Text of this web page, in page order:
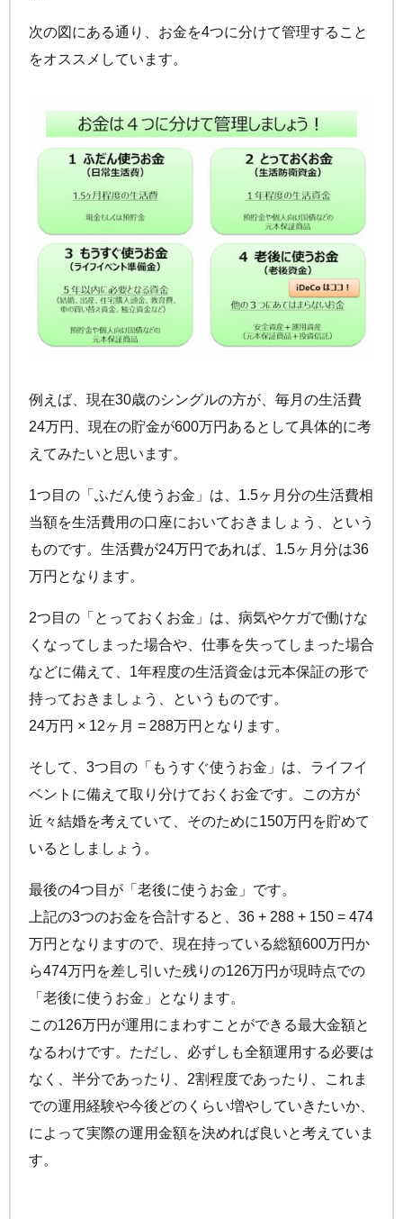
次の図にある通り、お金を4つに分けて管理すること
をオススメしています。
例えば、現在30歳のシングルの方が、毎月の生活費
24万円、現在の貯金が600万円あるとして具体的に考
えてみたいと思います。
1つ目の「ふだん使うお金」は、1.5ヶ月分の生活費相
当額を生活費用の口座においておきましょう、という
ものです。生活費が24万円であれば、1.5ヶ月分は36
万円となります。
2つ目の「とっておくお金」は、病気やケガで働けな
くなってしまった場合や、仕事を失ってしまった場合
などに備えて、1年程度の生活資金は元本保証の形で
持っておきましょう、というものです。
24万円 × 12ヶ月 = 288万円となります。
そして、3つ目の「もうすぐ使うお金」は、ライフイ
ベントに備えて取り分けておくお金です。この方が
近々結婚を考えていて、そのために150万円を貯めて
いるとしましょう。
最後の4つ目が「老後に使うお金」です。
上記の3つのお金を合計すると、36 + 288 + 150 = 474
万円となりますので、現在持っている総額600万円か
ら474万円を差し引いた残りの126万円が現時点での
「老後に使うお金」となります。
この126万円が運用にまわすことができる最大金額と
なるわけです。ただし、必ずしも全額運用する必要は
なく、半分であったり、2割程度であったり、これま
での運用経験や今後どのくらい増やしていきたいか、
によって実際の運用金額を決めれば良いと考えていま
す。